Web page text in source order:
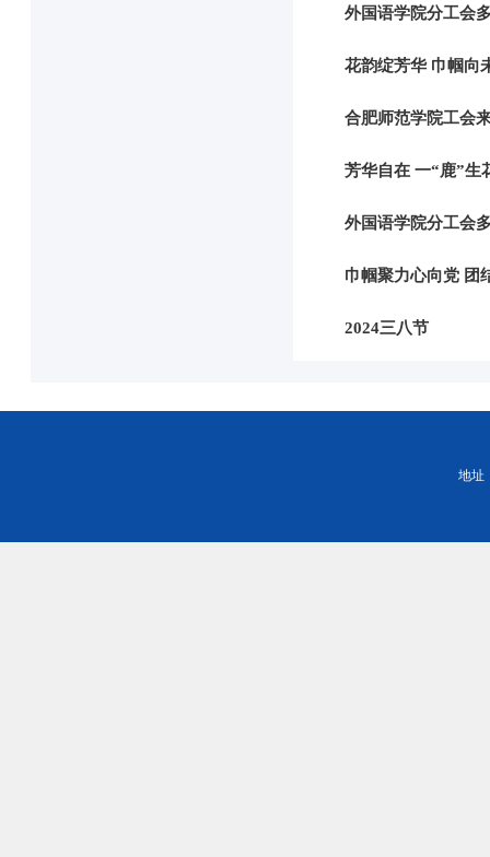
外国语学院分工会
花韵绽芳华 巾帼
合肥师范学院工会
芳华自在 一“鹿”
外国语学院分工会
巾帼聚力心向党 团
2024三八节
地址